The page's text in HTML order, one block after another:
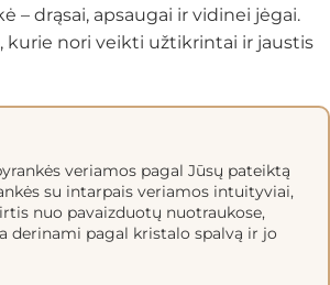
– drąsai, apsaugai ir vidinei jėgai.
kurie nori veikti užtikrintai ir jaustis
veriamos pagal Jūsų pateiktą
su intarpais veriamos intuityviai,
nuo pavaizduotų nuotraukose,
derinami pagal kristalo spalvą ir jo